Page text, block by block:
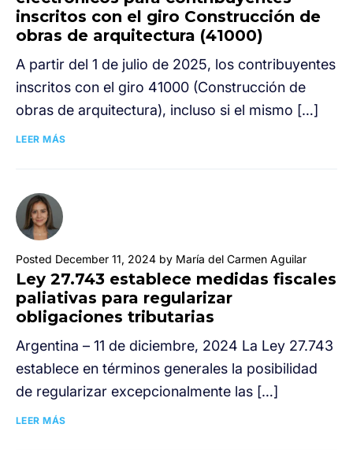
inscritos con el giro Construcción de
obras de arquitectura (41000)
A partir del 1 de julio de 2025, los contribuyentes
inscritos con el giro 41000 (Construcción de
obras de arquitectura), incluso si el mismo […]
LEER MÁS
Posted December 11, 2024 by María del Carmen Aguilar
Ley 27.743 establece medidas fiscales
paliativas para regularizar
obligaciones tributarias
Argentina – 11 de diciembre, 2024 La Ley 27.743
establece en términos generales la posibilidad
de regularizar excepcionalmente las […]
LEER MÁS